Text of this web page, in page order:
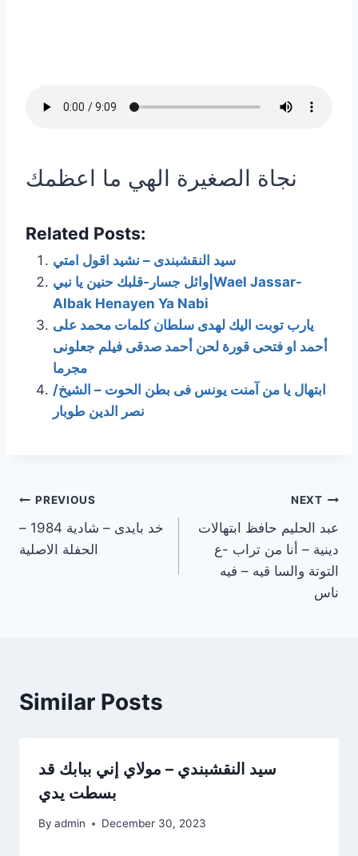
نجاة الصغيرة الهي ما اعظمك
Related Posts:
سيد النقشبندى – نشيد اقول امتي
وائل جسار-قلبك حنين يا نبي|Wael Jassar-
Albak Henayen Ya Nabi
يارب توبت اليك لهدى سلطان كلمات محمد على
أحمد او فتحى قورة لحن أحمد صدقى فيلم جعلونى
مجرما
ابتهال يا من آمنت يونس فى بطن الحوت – الشيخ/
نصر الدين طوبار
Post
navigation
PREVIOUS
خد بايدى – شادية 1984 –
الحفلة الاصلية
NEXT
عبد الحليم حافظ ابتهالات
دينية – أنا من تراب -ع
التوتة والسا قيه – فيه
ناس
Similar Posts
سيد النقشبندي – مولاي إني ببابك قد
By admin December 30, 2023